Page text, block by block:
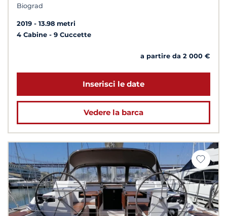
Biograd
2019
13.98 metri
4 Cabine
9 Cuccette
a partire da 2 000 €
Inserisci le date
Vedere la barca